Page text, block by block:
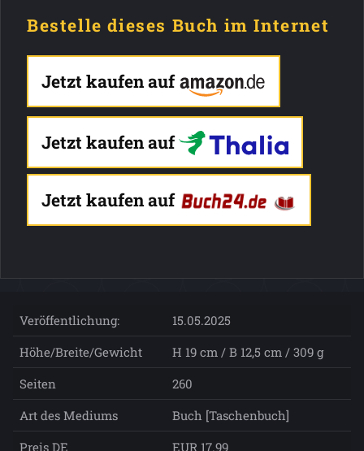
Bestelle dieses Buch im Internet
Jetzt kaufen auf
Jetzt kaufen auf
Jetzt kaufen auf
Veröffentlichung:
15.05.2025
Höhe/Breite/Gewicht
H 19 cm / B 12,5 cm / 309 g
Seiten
260
Art des Mediums
Buch [Taschenbuch]
Preis DE
EUR 17.99